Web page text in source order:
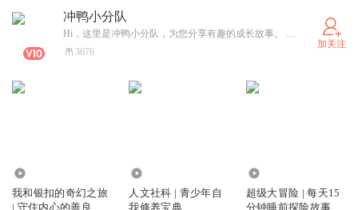
冲鸭小分队
Hi，这里是冲鸭小分队，为您分享有趣的成长故事。 希望我们可以陪伴您的成长。记得把有趣的故事分享给我们，也把我们的故事分享给你的朋友吧。
3676
加关注
我和银扣的奇幻之旅
| 守住内心的善良与
人文社科 | 青少年自
我修养宝典
超级大冒险 | 每天15
分钟睡前探险故事